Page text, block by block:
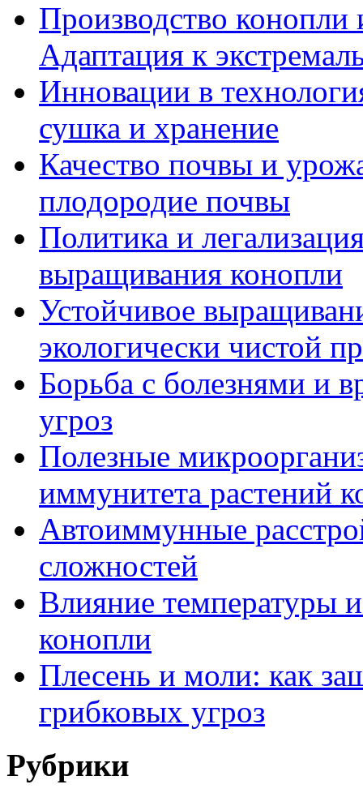
Производство конопли
Адаптация к
Инновации в
сушка и хранение
Качество почвы и
плодородие почвы
Политика и
выращивания конопли
Устойчивое
экологически чистой
Борьба с болезнями и
угроз
Полезные
иммунитета растений
Автоиммунные
сложностей
Влияние температуры
конопли
Плесень и моли: как
грибковых угроз
Рубрики